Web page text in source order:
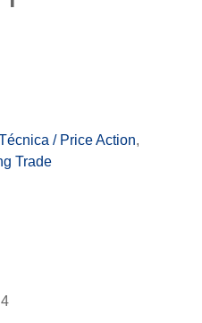
/ Price Action,
Trade